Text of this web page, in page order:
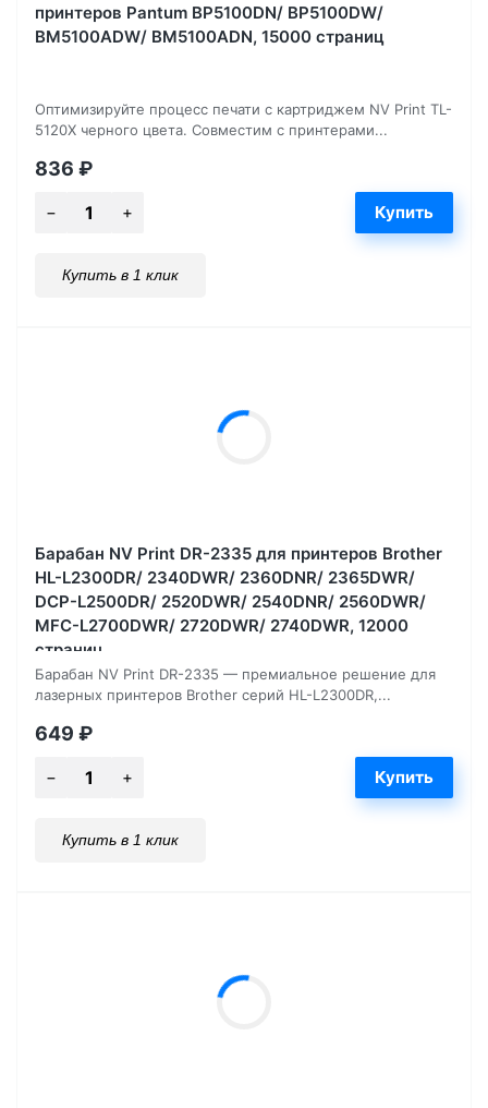
принтеров Pantum BP5100DN/ BP5100DW/
BM5100ADW/ BM5100ADN, 15000 страниц
Оптимизируйте процесс печати с картриджем NV Print TL-
5120X черного цвета. Совместим с принтерами...
836 ₽
Купить в 1 клик
Барабан NV Print DR-2335 для принтеров Brother
HL-L2300DR/ 2340DWR/ 2360DNR/ 2365DWR/
DCP-L2500DR/ 2520DWR/ 2540DNR/ 2560DWR/
MFC-L2700DWR/ 2720DWR/ 2740DWR, 12000
страниц
Барабан NV Print DR-2335 — премиальное решение для
лазерных принтеров Brother серий HL-L2300DR,...
649 ₽
Купить в 1 клик